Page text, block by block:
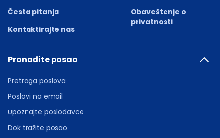
Česta pitanja
Kontaktirajte nas
Obaveštenje o
privatnosti
Pronađite posao
Pretraga poslova
Poslovi na email
Upoznajte poslodavce
Dok tražite posao